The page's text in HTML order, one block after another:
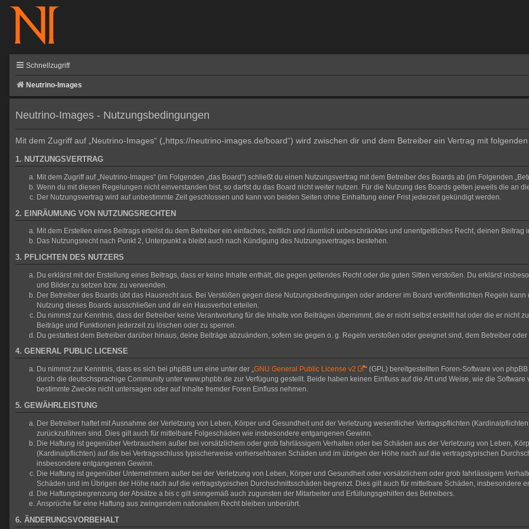
Schnellzugriff
Neutrino-Images
Neutrino-Images - Nutzungsbedingungen
Mit dem Zugriff auf „Neutrino-Images“ („https://neutrino-images.de/board“) wird zwischen dir und dem Betreiber ein Vertrag mit
1. NUTZUNGSVERTRAG
Mit dem Zugriff auf „Neutrino-Images“ (im Folgenden „das Board“) schließt du einen Nutzungsvertrag mit dem Betreiber des Boards ab (im Folgenden
Wenn du mit diesen Regelungen nicht einverstanden bist, so darfst du das Board nicht weiter nutzen. Für die Nutzung des Boards gelten jeweils die an
Der Nutzungsvertrag wird auf unbestimmte Zeit geschlossen und kann von beiden Seiten ohne Einhaltung einer Frist jederzeit gekündigt werden.
2. EINRÄUMUNG VON NUTZUNGSRECHTEN
Mit dem Erstellen eines Beitrags erteilst du dem Betreiber ein einfaches, zeitlich und räumlich unbeschränktes und unentgeltliches Recht, deinen Beitrag
Das Nutzungsrecht nach Punkt 2, Unterpunkt a bleibt auch nach Kündigung des Nutzungsvertrages bestehen.
3. PFLICHTEN DES NUTZERS
Du erklärst mit der Erstellung eines Beitrags, dass er keine Inhalte enthält, die gegen geltendes Recht oder die guten Sitten verstoßen. Du erklärst
und Bilder zu setzen bzw. zu verwenden.
Der Betreiber des Boards übt das Hausrecht aus. Bei Verstößen gegen diese Nutzungsbedingungen oder anderer im Board veröffentlichten Regeln
Nutzung dieses Boards ausschließen und dir ein Hausverbot erteilen.
Du nimmst zur Kenntnis, dass der Betreiber keine Verantwortung für die Inhalte von Beiträgen übernimmt, die er nicht selbst erstellt hat oder die er nicht
Beiträge und Funktionen jederzeit zu löschen oder zu sperren.
Du gestattest dem Betreiber darüber hinaus, deine Beiträge abzuändern, sofern sie gegen o. g. Regeln verstoßen oder geeignet sind, dem Betreiber
4. GENERAL PUBLIC LICENSE
Du nimmst zur Kenntnis, dass es sich bei phpBB um eine unter der „GNU General Public License v2
“ (GPL) bereitgestellten Foren-Software von
durch die deutschsprachige Community unter www.phpbb.de zur Verfügung gestellt. Beide haben keinen Einfluss auf die Art und Weise, wie die
bestimmte Zwecke nicht untersagen oder auf Inhalte fremder Foren Einfluss nehmen.
5. GEWÄHRLEISTUNG
Der Betreiber haftet mit Ausnahme der Verletzung von Leben, Körper und Gesundheit und der Verletzung wesentlicher Vertragspflichten
zurückzuführen sind. Dies gilt auch für mittelbare Folgeschäden wie insbesondere entgangenen Gewinn.
Die Haftung ist gegenüber Verbrauchern außer bei vorsätzlichem oder grob fahrlässigem Verhalten oder bei Schäden aus der Verletzung von Leben,
(Kardinalpflichten) auf die bei Vertragsschluss typischerweise vorhersehbaren Schäden und im übrigen der Höhe nach auf die vertragstypischen
insbesondere entgangenen Gewinn.
Die Haftung ist gegenüber Unternehmern außer bei der Verletzung von Leben, Körper und Gesundheit oder vorsätzlichem oder grob fahrlässigem
Schäden und im Übrigen der Höhe nach auf die vertragstypischen Durchschnittsschäden begrenzt. Dies gilt auch für mittelbare Schäden, insbesondere
Die Haftungsbegrenzung der Absätze a bis c gilt sinngemäß auch zugunsten der Mitarbeiter und Erfüllungsgehilfen des Betreibers.
Ansprüche für eine Haftung aus zwingendem nationalem Recht bleiben unberührt.
6. ÄNDERUNGSVORBEHALT